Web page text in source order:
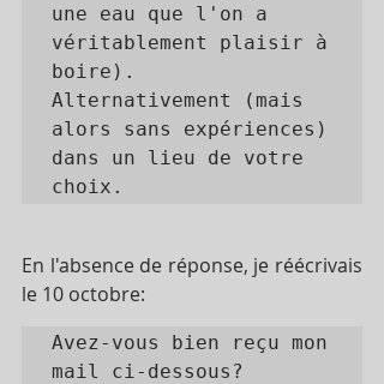
une eau que l'on a
véritablement plaisir à
boire).
Alternativement (mais
alors sans expériences)
dans un lieu de votre
choix.
En l'absence de réponse, je réécrivais
le 10 octobre:
Avez-vous bien reçu mon
mail ci-dessous?